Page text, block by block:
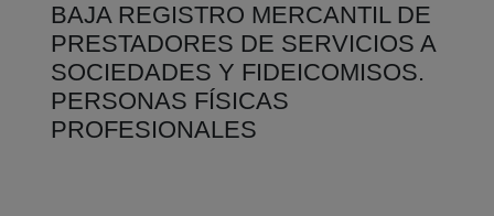
BAJA REGISTRO MERCANTIL DE
PRESTADORES DE SERVICIOS A
SOCIEDADES Y FIDEICOMISOS.
PERSONAS FÍSICAS
PROFESIONALES